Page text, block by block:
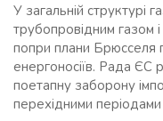
У загальній структурі
трубопровідним газом
попри плани Брюсселя
енергоносіїв. Рада ЄС
поетапну заборону
перехідними